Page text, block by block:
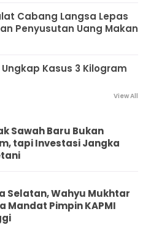
Cabang Langsa Lepas
Penyusutan Uang Makan
Kasus 3 Kilogram
View All
Sawah Baru Bukan
tapi Investasi Jangka
Selatan, Wahyu Mukhtar
Mandat Pimpin KAPMI